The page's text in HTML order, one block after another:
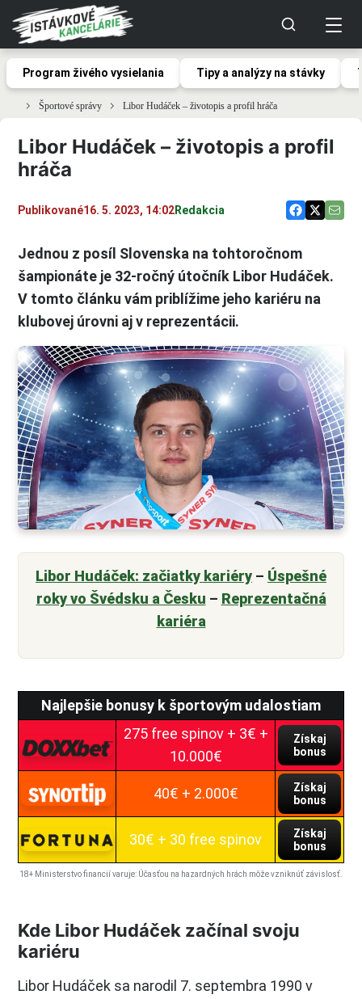
Program živého vysielania Tipy a analýzy na stávky
Športové správy Libor Hudáček – životopis a profil hráča
Libor Hudáček – životopis a profil
hráča
Publikované16. 5. 2023, 14:02Redakcia
Jednou z posíl Slovenska na tohtoročnom
šampionáte je 32-ročný útočník Libor Hudáček.
V tomto článku vám priblížime jeho kariéru na
klubovej úrovni aj v reprezentácii.
Libor Hudáček: začiatky kariéry – Úspešné
roky vo Švédsku a Česku – Reprezentačná
kariéra
Najlepšie bonusy k športovým udalostiam
275 free spinov + 3€ +
10.000€
Získaj
bonus
40€ + 2.000€
Získaj
bonus
30€ + 30 free spinov
Získaj
bonus
18+ Ministerstvo financií varuje: Účasťou na hazardných hrách môže vzniknúť závislosť.
Kde Libor Hudáček začínal svoju
kariéru
Libor Hudáček sa narodil 7. septembra 1990 v